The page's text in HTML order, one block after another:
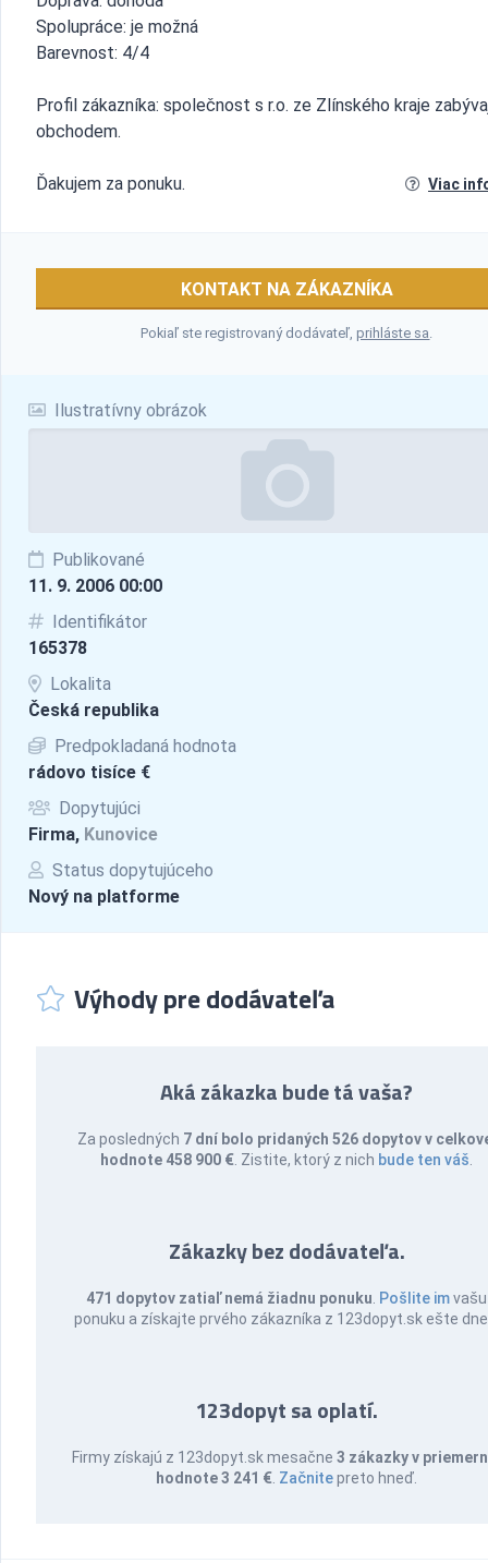
Ilustratívny obrázok
Publikované
11. 9. 2006 00:00
Identifikátor
165378
Lokalita
Česká republika
Predpokladaná hodnota
rádovo tisíce €
Dopytujúci
Firma, Kunovice
Status dopytujúceho
Nový na platforme
Spolupráce: je možná
Barevnost: 4/4
Profil zákazníka: společnost s r.o. ze Zlínského kraje
obchodem.
Ďakujem za ponuku. Viac
KONTAKT NA ZÁKAZNÍKA
Pokiaľ ste registrovaný dodávateľ,prihláste sa.
Výhody pre dodávateľa
Aká zákazka bude tá vaša?
Za posledných 7 dní bolo pridaných 526 dopytov v
hodnote 458 900 € . Zistite, ktorý z nich bude ten váš
Zákazky bez dodávateľa.
471 dopytov zatiaľ nemá žiadnu ponuku Pošlite imvašu
ponuku a získajte prvého zákazníka z 123dopyt.sk ešte
123dopyt sa oplatí.
Firmy získajú z 123dopyt.sk mesačne3 zákazky v
hodnote 3 241 € Začnitepreto hneď.